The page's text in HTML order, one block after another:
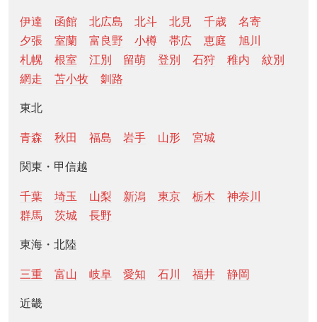
伊達 函館 北広島 北斗 北見 千歳
名寄
夕張
室蘭 富良野 小樽 帯広 恵庭
旭川
札幌
根室 江別 留萌 登別 石狩 稚内
紋別
網走
苫小牧 釧路
東北
青森 秋田 福島 岩手 山形 宮城
関東・甲信越
千葉 埼玉 山梨 新潟 東京 栃木
神奈川
群馬
茨城 長野
東海・北陸
三重 富山 岐阜 愛知 石川 福井 静岡
近畿